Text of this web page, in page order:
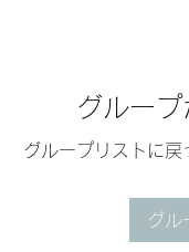
グルー
グループリストに
グル